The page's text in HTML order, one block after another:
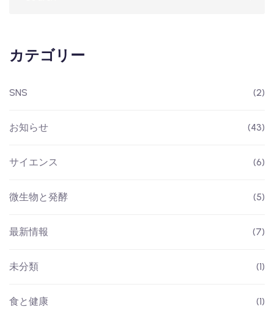
カテゴリー
SNS (2)
お知らせ (43)
サイエンス (6)
微生物と発酵 (5)
最新情報 (7)
未分類 (1)
食と健康 (1)